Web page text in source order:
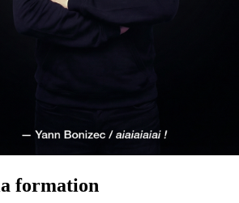
formation